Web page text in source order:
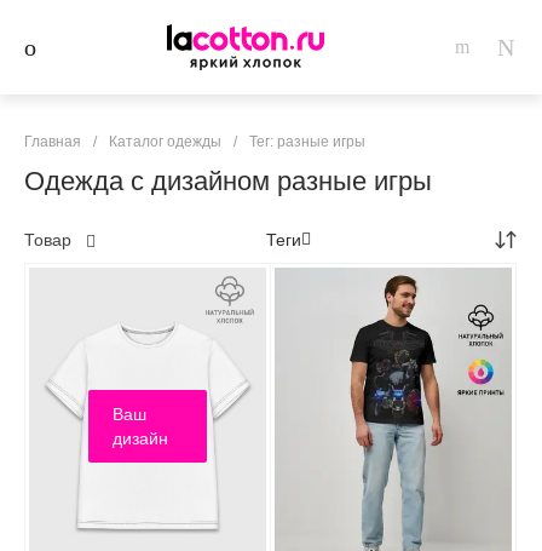
Главная / Каталог одежды / Тег: разные игры
Одежда с дизайном разные игры
Товар Теги
Ваш
дизайн